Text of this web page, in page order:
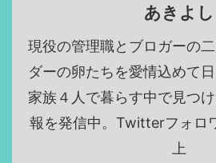
あきよし
現役の管理職とブロガーの
ダーの卵たちを愛情込めて日
家族４人で暮らす中で見つ
報を発信中。Twitterフォロ
上